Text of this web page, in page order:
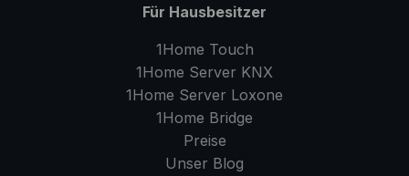
Für Hausbesitzer
1Home Touch
1Home Server KNX
1Home Server Loxone
1Home Bridge
Preise
Unser Blog